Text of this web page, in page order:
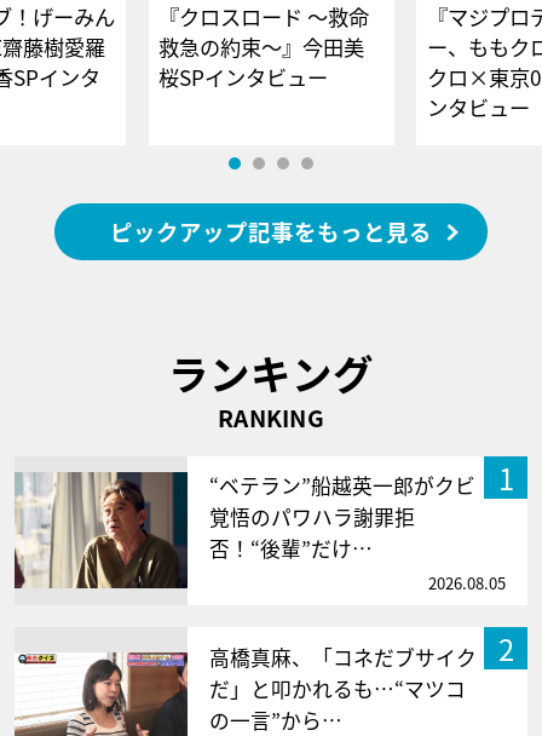
！げーみん
藤樹愛羅
SPインタ
『クロスロード ～救命
救急の約束～』今田美
桜SPインタビュー
『マジプロ
ー、ももク
クロ×東京
ンタビュー
ピックアップ記事をもっと見る
ランキング
RANKING
1
“ベテラン”船越英一郎がクビ
覚悟のパワハラ謝罪拒
否！“後輩”だけ…
2026.08.05
2
高橋真麻、「コネだブサイク
だ」と叩かれるも…“マツコ
の一言”から…